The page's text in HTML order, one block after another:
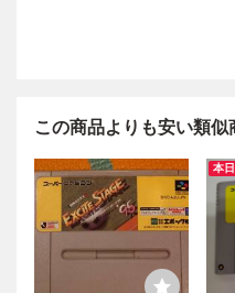
この商品よりも安い類似
本